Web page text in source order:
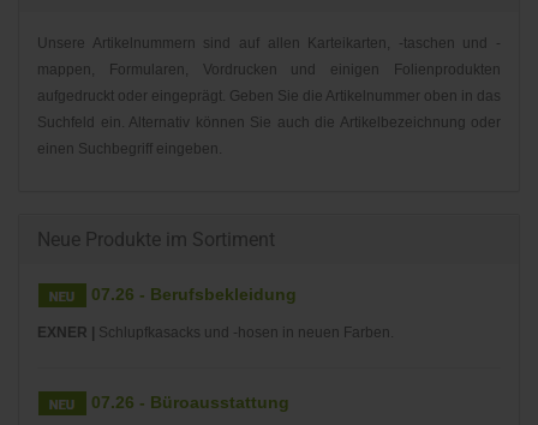
Unsere Artikelnummern sind auf allen Karteikarten, -taschen und -
mappen, Formularen, Vordrucken und einigen Folienprodukten
aufgedruckt oder eingeprägt. Geben Sie die Artikelnummer oben in das
Suchfeld ein. Alternativ können Sie auch die Artikelbezeichnung oder
einen Suchbegriff eingeben.
Neue Produkte im Sortiment
07.26 - Berufsbekleidung
EXNER | Schlupfkasacks und -hosen in neuen Farben.
07.26 - Büroausstattung